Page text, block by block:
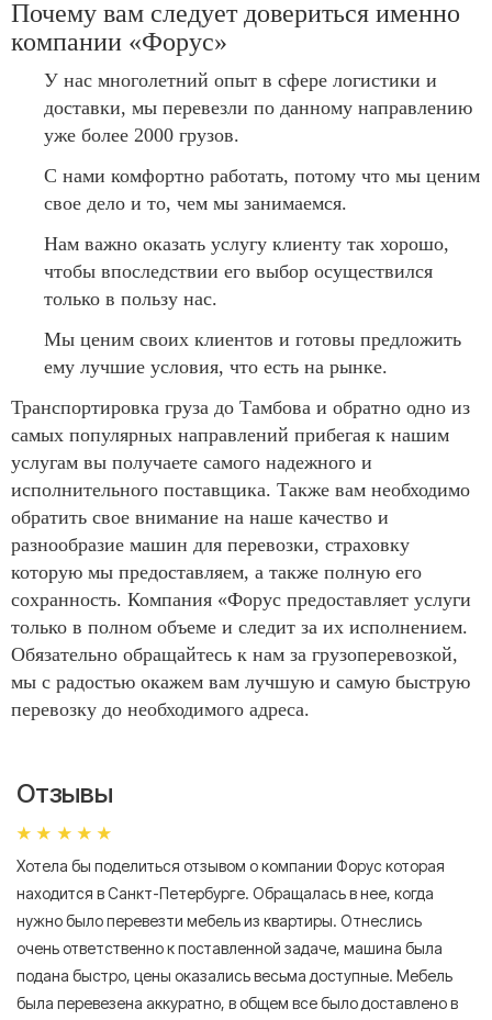
Почему вам следует довериться именно
компании «Форус»
У нас многолетний опыт в сфере логистики и
доставки, мы перевезли по данному направлению
уже более 2000 грузов.
С нами комфортно работать, потому что мы ценим
свое дело и то, чем мы занимаемся.
Нам важно оказать услугу клиенту так хорошо,
чтобы впоследствии его выбор осуществился
только в пользу нас.
Мы ценим своих клиентов и готовы предложить
ему лучшие условия, что есть на рынке.
Транспортировка груза до Тамбова и обратно одно из
самых популярных направлений прибегая к нашим
услугам вы получаете самого надежного и
исполнительного поставщика. Также вам необходимо
обратить свое внимание на наше качество и
разнообразие машин для перевозки, страховку
которую мы предоставляем, а также полную его
сохранность. Компания «Форус предоставляет услуги
только в полном объеме и следит за их исполнением.
Обязательно обращайтесь к нам за грузоперевозкой,
мы с радостью окажем вам лучшую и самую быструю
перевозку до необходимого адреса.
Отзывы
Хотела бы поделиться отзывом о компании Форус которая
находится в Санкт-Петербурге. Обращалась в нее, когда
нужно было перевезти мебель из квартиры. Отнеслись
очень ответственно к поставленной задаче, машина была
подана быстро, цены оказались весьма доступные. Мебель
была перевезена аккуратно, в общем все было доставлено в